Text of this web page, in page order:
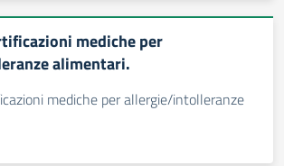
mediche per
alimentari.
mediche per allergie/intolleranze